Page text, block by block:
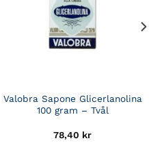
Valobra Sapone Glicerlanolina
100 gram – Tvål
78,40 kr